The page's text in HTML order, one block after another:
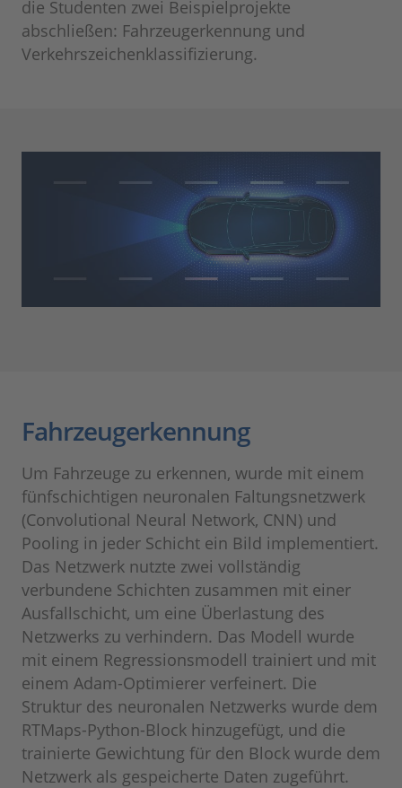
die Studenten zwei Beispielprojekte
abschließen: Fahrzeugerkennung und
Verkehrszeichenklassifizierung.
Fahrzeugerkennung
Um Fahrzeuge zu erkennen, wurde mit einem
fünfschichtigen neuronalen Faltungsnetzwerk
(Convolutional Neural Network, CNN) und
Pooling in jeder Schicht ein Bild implementiert.
Das Netzwerk nutzte zwei vollständig
verbundene Schichten zusammen mit einer
Ausfallschicht, um eine Überlastung des
Netzwerks zu verhindern. Das Modell wurde
mit einem Regressionsmodell trainiert und mit
einem Adam-Optimierer verfeinert. Die
Struktur des neuronalen Netzwerks wurde dem
RTMaps-Python-Block hinzugefügt, und die
trainierte Gewichtung für den Block wurde dem
Netzwerk als gespeicherte Daten zugeführt.